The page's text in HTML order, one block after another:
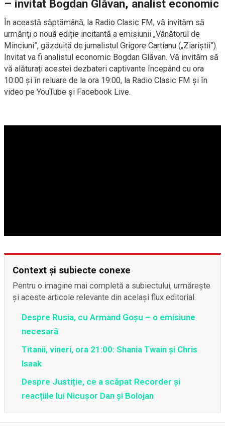
– invitat Bogdan Glăvan, analist economic
În această săptămână, la Radio Clasic FM, vă invităm să
urmăriți o nouă ediție incitantă a emisiunii „Vânătorul de
Minciuni”, găzduită de jurnalistul Grigore Cartianu („Ziariștii”).
Invitat va fi analistul economic Bogdan Glăvan. Vă invităm să
vă alăturați acestei dezbateri captivante începând cu ora
10:00 și în reluare de la ora 19:00, la Radio Clasic FM și în
video pe YouTube și Facebook Live.
Context și subiecte conexe
Pentru o imagine mai completă a subiectului, urmărește
și aceste articole relevante din același flux editorial.
Despre Rusia, cu Armand Goșu – o emisiune
necesară
Titanii, vineri, ora 21:00: Shania Twain și Chris
Isaak
Despre Justiție, ce a scăpat Recorder și
reacțiile lui Nicușor Dan și Bolojan